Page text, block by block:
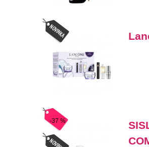
-37 %